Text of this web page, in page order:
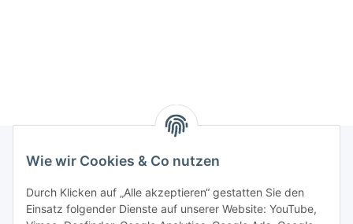
Wie wir Cookies & Co nutzen
Durch Klicken auf „Alle akzeptieren“ gestatten Sie den
Einsatz folgender Dienste auf unserer Website: YouTube,
Rechtliches